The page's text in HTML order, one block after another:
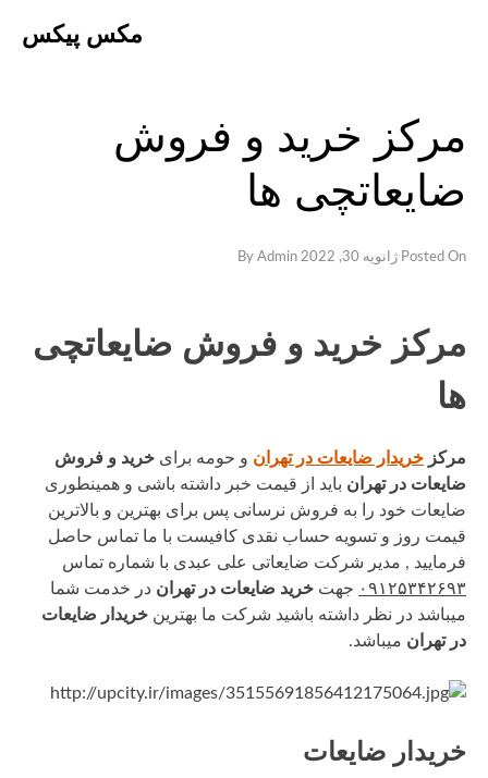
مکس پیکس
مرکز خرید و فروش
ضایعاتچی ها
Posted On ژانویه 30, 2022 Admin
مرکز خرید و فروش ضایعاتچی
ها
مرکز خریدار ضایعات در تهران و حومه برای خرید و فروش
ضایعات در تهران باید از قیمت خبر داشته باشی و همینطوری
ضایعات خود را به فروش نرسانی پس برای بهترین و بالاترین
قیمت روز و تسویه حساب نقدی کافیست با ما تماس حاصل
فرمایید , مدیر شرکت ضایعاتی علی عبدی با شماره تماس
۰۹۱۲۵۳۴۲۶۹۳ جهت خرید ضایعات در تهران در خدمت شما
میباشد در نظر داشته باشید شرکت ما بهترین خریدار ضایعات
در تهران میباشد.
خریدار ضایعات